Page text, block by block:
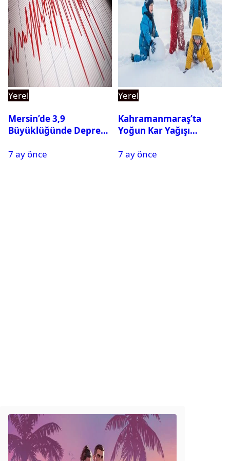
Yerel
Mersin’de 3,9
Büyüklüğünde Deprem
7 ay önce
Yerel
Kahramanmaraş’ta
Yoğun Kar Yağışı
Tatil
7 ay önce